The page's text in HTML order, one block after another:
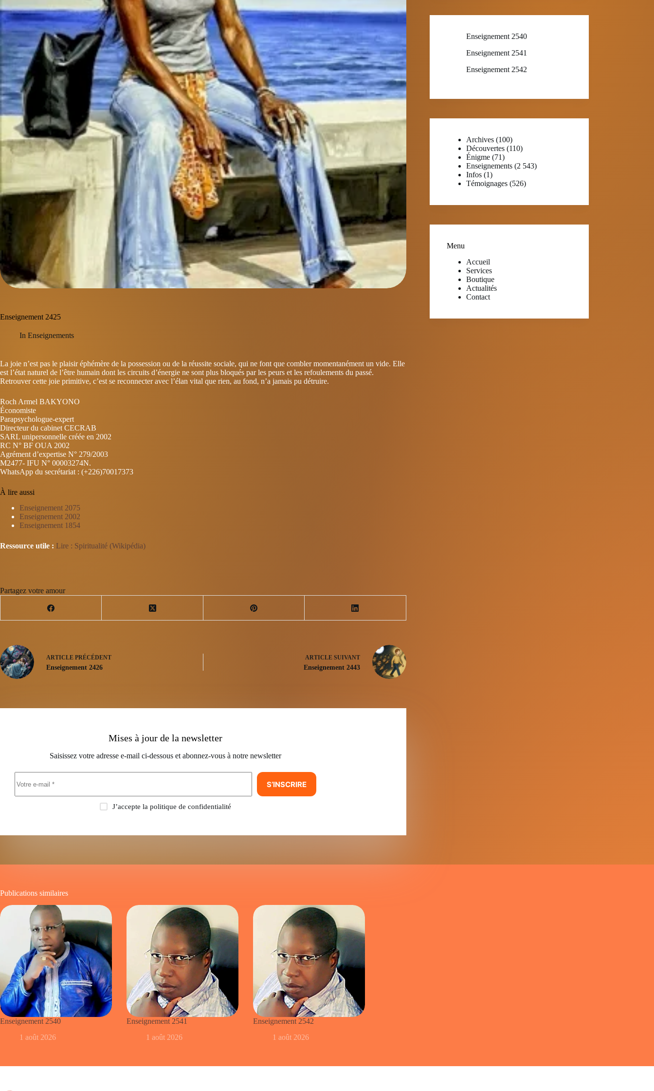
Enseignement 2425
In Enseignements
La joie n’est pas le plaisir éphémère de la possession ou de la réussite sociale, qui ne font que combler momentanément un vide. Elle
est l’état naturel de l’être humain dont les circuits d’énergie ne sont plus bloqués par les peurs et les refoulements du passé.
Retrouver cette joie primitive, c’est se reconnecter avec l’élan vital que rien, au fond, n’a jamais pu détruire.
Roch Armel BAKYONO
Économiste
Parapsychologue-expert
Directeur du cabinet CECRAB
SARL unipersonnelle créée en 2002
RC N° BF OUA 2002
Agrément d’expertise N° 279/2003
M2477- IFU N° 00003274N.
WhatsApp du secrétariat : (+226)70017373
À lire aussi
Enseignement 2075
Enseignement 2002
Enseignement 1854
Ressource utile : Lire : Spiritualité (Wikipédia)
Partagez votre amour
ARTICLE PRÉCÉDENT
Enseignement 2426
ARTICLESUIVANT
Enseignement 2443
Mises à jour de la newsletter
Saisissez votre adresse e-mail ci-dessous et abonnez-vous à notre newsletter
S’INSCRIRE
J’accepte la politique de confidentialité
Enseignement 2540
Enseignement 2541
Enseignement 2542
Archives (100)
Découvertes (110)
Énigme (71)
Enseignements (2 543)
Infos (1)
Témoignages (526)
Menu
Accueil
Services
Boutique
Actualités
Contact
Publications similaires
Enseignement 2540
1 août 2026
Enseignement 2541
1 août 2026
Enseignement 2542
1 août 2026